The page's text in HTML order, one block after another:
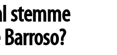
stemme